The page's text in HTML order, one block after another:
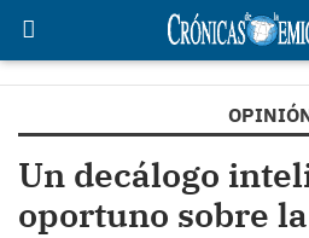
Un decálogo
oportuno sobre